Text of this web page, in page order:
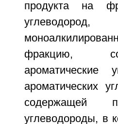
продукта на
фракцию,
ароматических
содержащей
углеводороды, в